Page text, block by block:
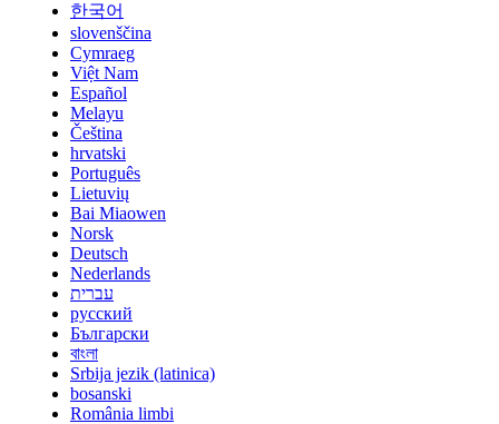
한국어
slovenščina
Cymraeg
Việt Nam
Español
Melayu
Čeština
hrvatski
Português
Lietuvių
Bai Miaowen
Norsk
Deutsch
Nederlands
עברית
русский
Български
বাংলা
Srbija jezik (latinica)
bosanski
România limbi